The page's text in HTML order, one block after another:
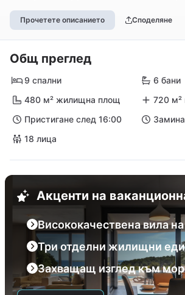
Прочетете описанието Споделяне
Общ преглед
9 спални
6 бани
480 м² жилищна площ
720 м²
Пристигане след 16:00
18 лица
Акценти на
Висококачествена вила
Три отделни жилищни
Захващащ изглед към